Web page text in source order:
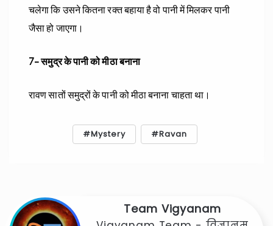
चलेगा कि उसने कितना रक्त बहाया है वो पानी में मिलकर पानी
जैसा हो जाएगा।
7- समुद्र के पानी को मीठा बनाना
रावण सातों समुद्रों के पानी को मीठा बनाना चाहता था।
Mystery Ravan
Team Vigyanam